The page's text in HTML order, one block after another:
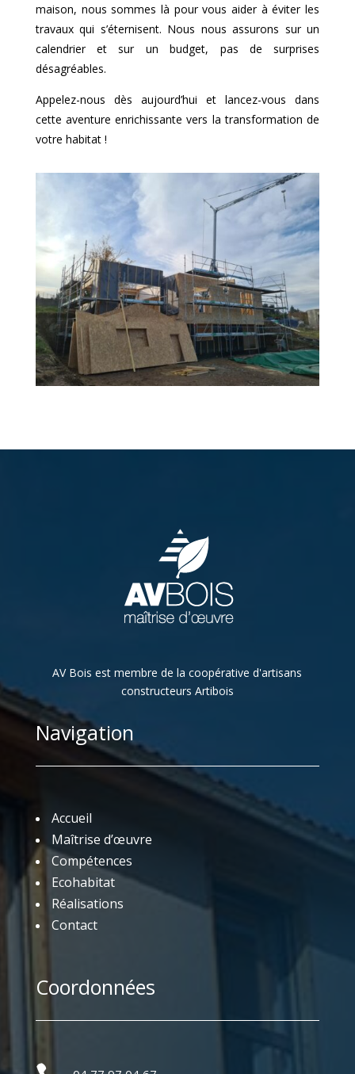
maison, nous sommes là pour vous aider à éviter les
travaux qui s’éternisent. Nous nous assurons sur un
calendrier et sur un budget, pas de surprises
désagréables.
Appelez-nous dès aujourd’hui et lancez-vous dans
cette aventure enrichissante vers la transformation de
votre habitat !
AV Bois est membre de la coopérative d'artisans
constructeurs Artibois
Navigation
Accueil
Maîtrise d’œuvre
Compétences
Ecohabitat
Réalisations
Contact
Coordonnées